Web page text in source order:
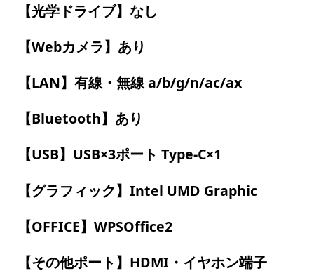
【光学ドライブ】なし
【Webカメラ】あり
【LAN】有線・無線 a/b/g/n/ac/ax
【Bluetooth】あり
【USB】USB×3ポート Type-C×1
【グラフィック】Intel UMD Graphic
【OFFICE】WPSOffice2
【その他ポート】HDMI・イヤホン端子